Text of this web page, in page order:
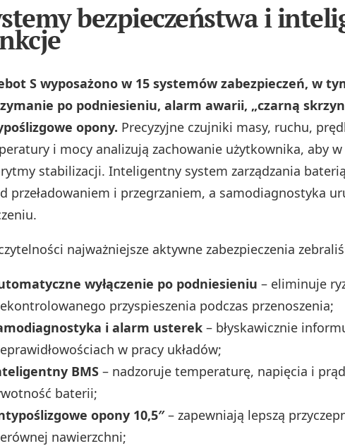
bezpieczeństwa i
S wyposażono w 15 systemów zabezpieczeń, w
po podniesieniu, alarm awarii, „czarną
opony. Precyzyjne czujniki masy, ruchu,
i mocy analizują zachowanie użytkownika, aby
stabilizacji. Inteligentny system zarządzania
przeładowaniem i przegrzaniem, a samodiagnostyka
najważniejsze aktywne zabezpieczenia
wyłączenie po podniesieniu – eliminuje
przyspieszenia podczas przenoszenia;
i alarm usterek – błyskawicznie
w pracy układów;
BMS – nadzoruje temperaturę, napięcia i
baterii;
opony 10,5″– zapewniają lepszą
nawierzchni;